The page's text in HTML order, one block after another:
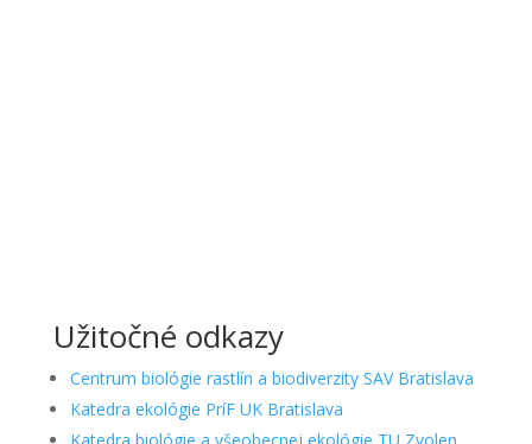
Užitočné odkazy
Centrum biológie rastlín a biodiverzity SAV Bratislava
Katedra ekológie PríF UK Bratislava